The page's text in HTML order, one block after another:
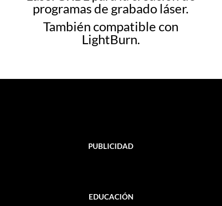
programas de grabado láser.
También compatible con
LightBurn.
PUBLICIDAD
EDUCACIÓN